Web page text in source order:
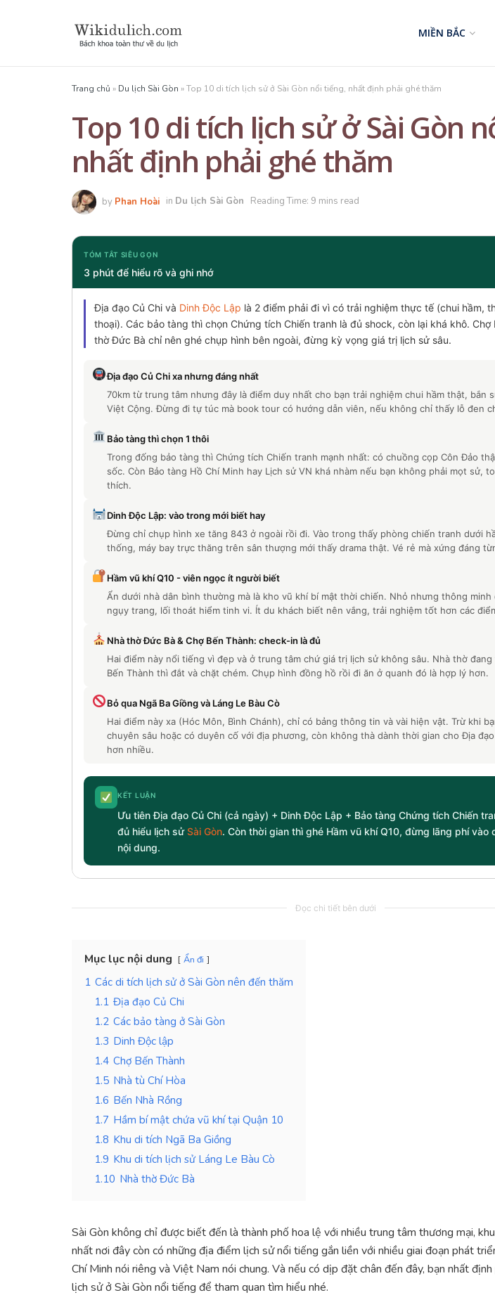
MIỀN BẮC
Trang chủ » Du lịch Sài Gòn »Top 10 di tích lịch sử ở Sài Gòn nổi tiếng, nhất định phải ghé thăm
Top 10 di tích lịch sử ở Sài Gòn
nhất định phải ghé thăm
by Phan Hoài in Du lịch Sài Gòn Reading Time: 9 mins read
TÓM TẮT SIÊU GỌN
3 phút để hiểu rõ và ghi nhớ
Địa đạo Củ Chi và Dinh Độc Lập là 2 điểm phải đi vì có trải nghiệm thực tế (chui hầm,
thoại). Các bảo tàng thì chọn Chứng tích Chiến tranh là đủ shock, còn lại khá khô. Chợ
thờ Đức Bà chỉ nên ghé chụp hình bên ngoài, đừng kỳ vọng giá trị lịch sử sâu.
Địa đạo Củ Chi xa nhưng đáng nhất
70km từ trung tâm nhưng đây là điểm duy nhất cho bạn trải nghiệm chui hầm thật, bắn
Việt Cộng. Đừng đi tự túc mà book tour có hướng dẫn viên, nếu không chỉ thấy lỗ đen
Bảo tàng thì chọn 1 thôi
Trong đống bảo tàng thì Chứng tích Chiến tranh mạnh nhất: có chuồng cọp Côn Đảo
sốc. Còn Bảo tàng Hồ Chí Minh hay Lịch sử VN khá nhàm nếu bạn không phải mọt sử,
thích.
Dinh Độc Lập: vào trong mới biết hay
Đừng chỉ chụp hình xe tăng 843 ở ngoài rồi đi. Vào trong thấy phòng chiến tranh dưới
thống, máy bay trực thăng trên sân thượng mới thấy drama thật. Vé rẻ mà xứng đáng
Hầm vũ khí Q10 - viên ngọc ít người biết
Ẩn dưới nhà dân bình thường mà là kho vũ khí bí mật thời chiến. Nhỏ nhưng thông minh
ngụy trang, lối thoát hiểm tinh vi. Ít du khách biết nên vắng, trải nghiệm tốt hơn các
Nhà thờ Đức Bà & Chợ Bến Thành: check-in là đủ
Hai điểm này nổi tiếng vì đẹp và ở trung tâm chứ giá trị lịch sử không sâu. Nhà thờ
Bến Thành thì đắt và chặt chém. Chụp hình đồng hồ rồi đi ăn ở quanh đó là hợp lý hơn.
Bỏ qua Ngã Ba Giồng và Láng Le Bàu Cò
Hai điểm này xa (Hóc Môn, Bình Chánh), chỉ có bảng thông tin và vài hiện vật. Trừ khi
chuyên sâu hoặc có duyên cố với địa phương, còn không thà dành thời gian cho Địa
hơn nhiều.
KẾT LUẬN
Ưu tiên Địa đạo Củ Chi (cả ngày) + Dinh Độc Lập + Bảo tàng Chứng tích Chiến
đủ hiểu lịch sửSài Gòn. Còn thời gian thì ghé Hầm vũ khí Q10, đừng lãng phí vào
nội dung.
Đọc chi tiết bên dưới
Mục lục nội dung Ẩn đi
1 Các di tích lịch sử ở Sài Gòn nên đến thăm
1.1 Địa đạo Củ Chi
1.2 Các bảo tàng ở Sài Gòn
1.3 Dinh Độc lập
1.4 Chợ Bến Thành
1.5 Nhà tù Chí Hòa
1.6 Bến Nhà Rồng
1.7 Hầm bí mật chứa vũ khí tại Quận 10
1.8 Khu di tích Ngã Ba Giồng
1.9 Khu di tích lịch sử Láng Le Bàu Cò
1.10 Nhà thờ Đức Bà
Sài Gòn không chỉ được biết đến là thành phố hoa lệ với nhiều trung tâm thương mại,
nhất nơi đây còn có những địa điểm lịch sử nổi tiếng gắn liền với nhiều giai đoạn phát
Chí Minh nói riêng và Việt Nam nói chung. Và nếu có dịp đặt chân đến đây, bạn nhất
lịch sử ở Sài Gòn nổi tiếng để tham quan tìm hiểu nhé.